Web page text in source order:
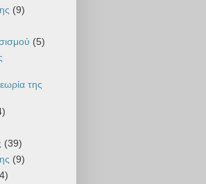
(9)
(5)
της
(39)
(9)